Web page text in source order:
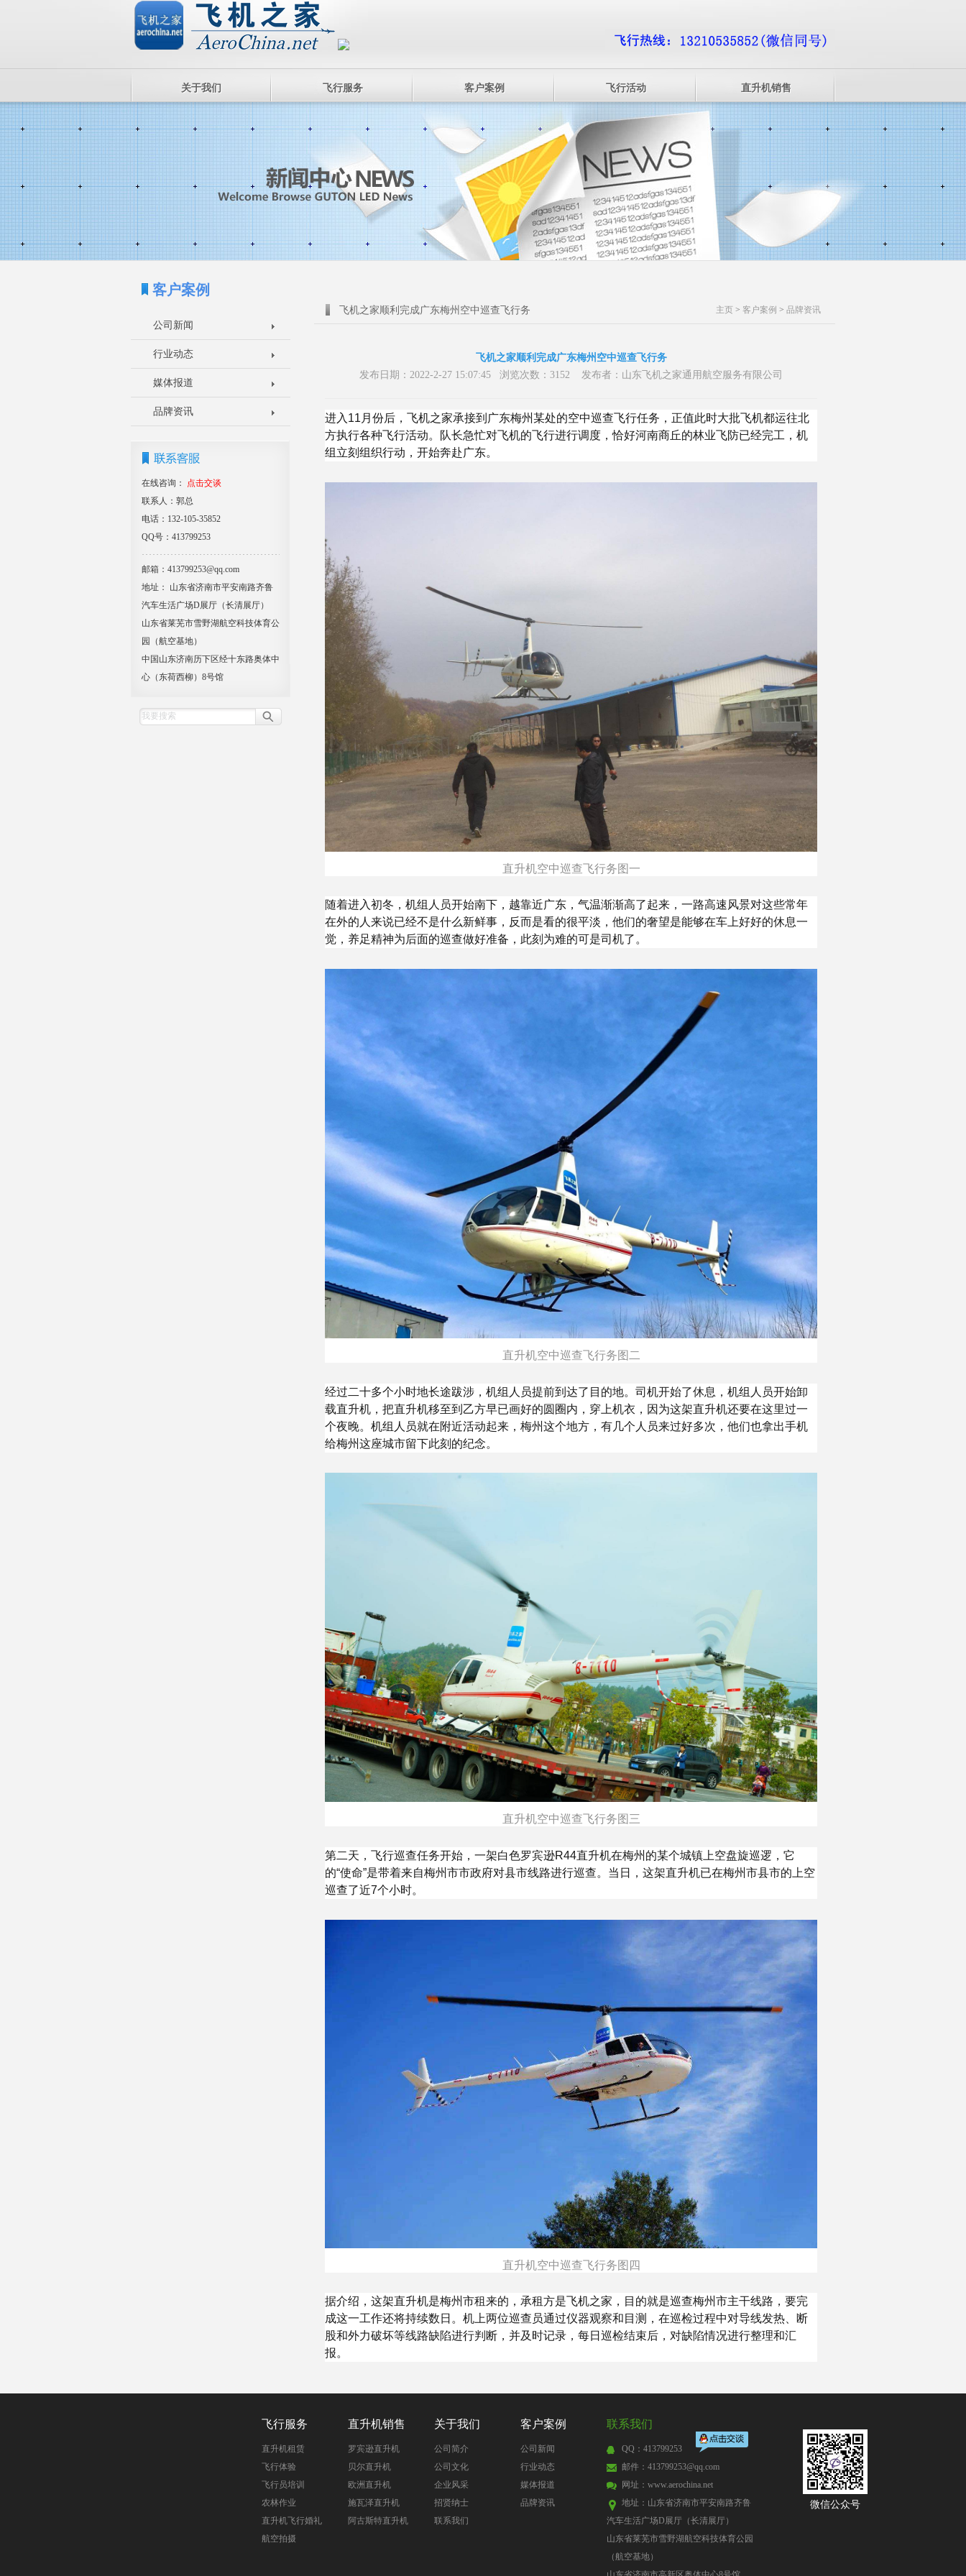
关于我们 飞行服务 客户案例 飞行活动 直升机销售
客户案例
公司新闻
行业动态
媒体报道
品牌资讯
在线咨询：
点击交谈
联系人：郭总
电话：132-105-35852
QQ号：413799253
邮箱：413799253@qq.com
地址： 山东省济南市平安南路齐鲁
汽车生活广场D展厅（长清展厅）
山东省莱芜市雪野湖航空科技体育公
园（航空基地）
中国山东济南历下区经十东路奥体中
心（东荷西柳）8号馆
主页 > 客户案例 > 品牌资讯
飞机之家顺利完成广东梅州空中巡查飞行务
飞机之家顺利完成广东梅州空中巡查飞行务
发布日期：2022-2-27 15:07:45 浏览次数：3152 发布者：山东飞机之家通用航空服务有限公司
进入11月份后，飞机之家承接到广东梅州某处的空中巡查飞行任务，正值此时大批飞机都运往北
方执行各种飞行活动。队长急忙对飞机的飞行进行调度，恰好河南商丘的林业飞防已经完工，机
组立刻组织行动，开始奔赴广东。
直升机空中巡查飞行务图一
随着进入初冬，机组人员开始南下，越靠近广东，气温渐渐高了起来，一路高速风景对这些常年
在外的人来说已经不是什么新鲜事，反而是看的很平淡，他们的奢望是能够在车上好好的休息一
觉，养足精神为后面的巡查做好准备，此刻为难的可是司机了。
直升机空中巡查飞行务图二
经过二十多个小时地长途跋涉，机组人员提前到达了目的地。司机开始了休息，机组人员开始卸
载直升机，把直升机移至到乙方早已画好的圆圈内，穿上机衣，因为这架直升机还要在这里过一
个夜晚。机组人员就在附近活动起来，梅州这个地方，有几个人员来过好多次，他们也拿出手机
给梅州这座城市留下此刻的纪念。
直升机空中巡查飞行务图三
第二天，飞行巡查任务开始，一架白色罗宾逊R44直升机在梅州的某个城镇上空盘旋巡逻，它
的“使命”是带着来自梅州市市政府对县市线路进行巡查。当日，这架直升机已在梅州市县市的上空
巡查了近7个小时。
直升机空中巡查飞行务图四
据介绍，这架直升机是梅州市租来的，承租方是飞机之家，目的就是巡查梅州市主干线路，要完
成这一工作还将持续数日。机上两位巡查员通过仪器观察和目测，在巡检过程中对导线发热、断
股和外力破坏等线路缺陷进行判断，并及时记录，每日巡检结束后，对缺陷情况进行整理和汇
报。
飞行服务
直升机租赁
飞行体验
飞行员培训
农林作业
直升机飞行婚礼
航空拍摄
直升机销售
罗宾逊直升机
贝尔直升机
欧洲直升机
施瓦泽直升机
阿古斯特直升机
关于我们
公司简介
公司文化
企业风采
招贤纳士
联系我们
客户案例
公司新闻
行业动态
媒体报道
品牌资讯
联系我们
QQ：413799253
邮件：413799253@qq.com
网址： www.aerochina.net
地址：山东省济南市平安南路齐鲁
汽车生活广场D展厅（长清展厅）
山东省莱芜市雪野湖航空科技体育公园
（航空基地）
微信公众号